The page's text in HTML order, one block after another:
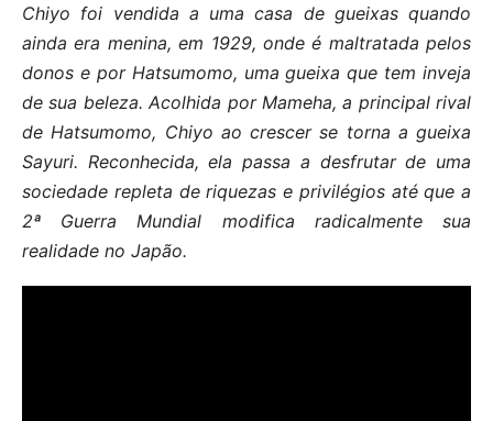
Chiyo foi vendida a uma casa de gueixas quando
ainda era menina, em 1929, onde é maltratada pelos
donos e por Hatsumomo, uma gueixa que tem inveja
de sua beleza. Acolhida por Mameha, a principal rival
de Hatsumomo, Chiyo ao crescer se torna a gueixa
Sayuri. Reconhecida, ela passa a desfrutar de uma
sociedade repleta de riquezas e privilégios até que a
2ª Guerra Mundial modifica radicalmente sua
realidade no Japão.